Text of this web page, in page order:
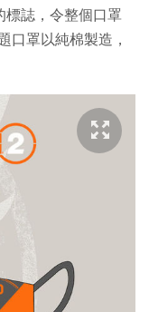
標誌，令整個口罩
口罩以純棉製造，